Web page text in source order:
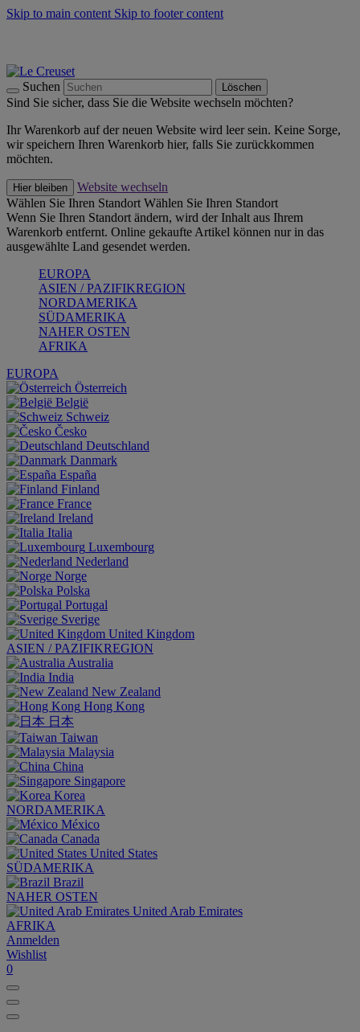
Skip to main content Skip to footer content
Suchen Löschen
Sind Sie sicher, dass Sie die Website wechseln möchten?
Ihr Warenkorb auf der neuen Website wird leer sein. Keine Sorge,
wir speichern Ihren Warenkorb hier, falls Sie zurückkommen
möchten.
Hier bleiben
Website wechseln
Wählen Sie Ihren Standort Wählen Sie Ihren Standort
Wenn Sie Ihren Standort ändern, wird der Inhalt aus Ihrem
Warenkorb entfernt. Online gekaufte Artikel können nur in das
ausgewählte Land gesendet werden.
EUROPA
ASIEN / PAZIFIKREGION
NORDAMERIKA
SÜDAMERIKA
NAHER OSTEN
AFRIKA
EUROPA
Österreich
België
Schweiz
Česko
Deutschland
Danmark
España
Finland
France
Ireland
Italia
Luxembourg
Nederland
Norge
Polska
Portugal
Sverige
United Kingdom
ASIEN / PAZIFIKREGION
Australia
India
New Zealand
Hong Kong
日本
Taiwan
Malaysia
China
Singapore
Korea
NORDAMERIKA
México
Canada
United States
SÜDAMERIKA
Brazil
NAHER OSTEN
United Arab Emirates
AFRIKA
Anmelden
Wishlist
0